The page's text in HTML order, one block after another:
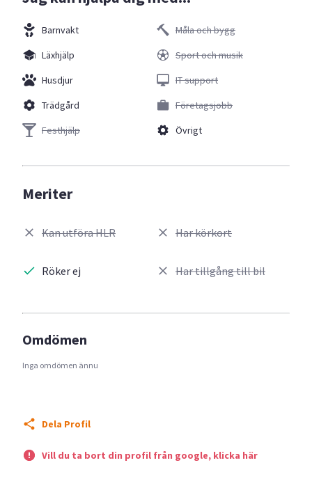
Barnvakt
Läxhjälp
Husdjur
Trädgård
Festhjälp
Måla och bygg
Sport och musik
IT support
Företagsjobb
Övrigt
Meriter
Kan utföra HLR
Röker ej
Har körkort
Har tillgång till bil
Omdömen
Inga omdömen ännu
Dela Profil
Vill du ta bort din profil från google, klicka här